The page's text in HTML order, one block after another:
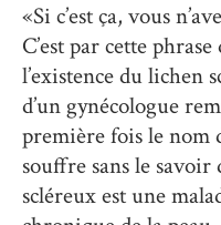
«Si c’est ça, vous
C’est par cette
l’existence du lichen
d’un gynécologue
première fois le nom
souffre sans le savoir
scléreux est une